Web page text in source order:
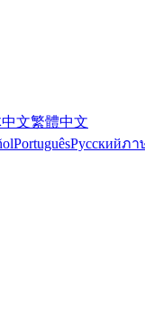
文繁體中文
PortuguêsРусскийภา